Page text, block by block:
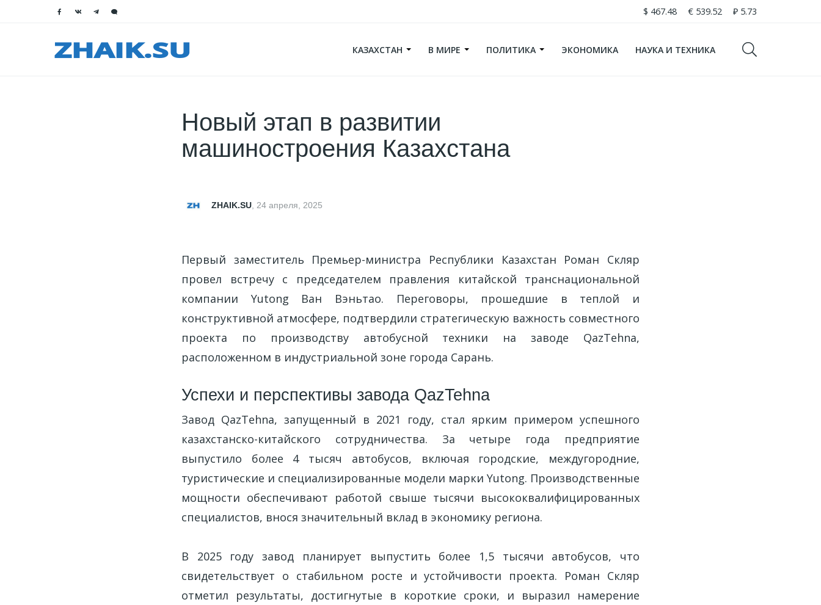
$ 467.48 € 539.52 ₽ 5.73
КАЗАХСТАН В МИРЕ ПОЛИТИКА ЭКОНОМИКА НАУКА И ТЕХНИКА
Новый этап в развитии
машиностроения Казахстана
ZHAIK.SU, 24 апреля, 2025
Первый заместитель Премьер-министра Республики Казахстан Роман Скляр
провел встречу с председателем правления китайской транснациональной
компании Yutong Ван Вэньтао. Переговоры, прошедшие в теплой и
конструктивной атмосфере, подтвердили стратегическую важность совместного
проекта по производству автобусной техники на заводе QazTehna,
расположенном в индустриальной зоне города Сарань.
Успехи и перспективы завода QazTehna
Завод QazTehna, запущенный в 2021 году, стал ярким примером успешного
казахстанско-китайского сотрудничества. За четыре года предприятие
выпустило более 4 тысяч автобусов, включая городские, междугородние,
туристические и специализированные модели марки Yutong. Производственные
мощности обеспечивают работой свыше тысячи высококвалифицированных
специалистов, внося значительный вклад в экономику региона.
В 2025 году завод планирует выпустить более 1,5 тысячи автобусов, что
свидетельствует о стабильном росте и устойчивости проекта. Роман Скляр
отметил результаты, достигнутые в короткие сроки, и выразил намерение